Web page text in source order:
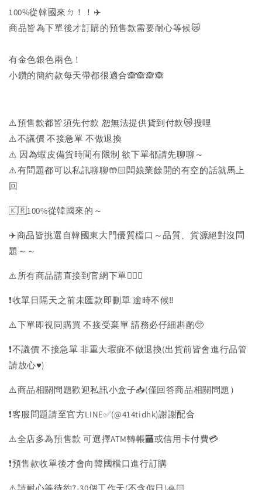
100%從韓國來ㄉ！！✈️
商品皆為下單後才訂購的預售款需要耐心等候😿
有金色銀色兩色！
小鑽的簡約款每天帶都很適合🙈🙈🙈🙈
⚠️預售款都皆須先付款 恕無法提供貨到付款😿搜哩
⚠️不議價 不接急單 不做退換
⚠️ 因為蝦皮備貨時間有限制 欲下單都請先聊聊～
⚠️有問題都可以私訊聊聊🤲🏻闆娘業餘開的有空的話就馬上
回
🇰🇷100%從韓國來的～
✈️商品皆挑選自韓國東大門優質檔口～品質、貨源絕對沒問
題～～
⚠️所有商品請直接到官網下單💁🏻‍♀️
❗️收單日隔天之前未匯款即刪單 逾時不候‼️
⚠️下單即視同購買 不接受棄單 請務必仔細斟酌🥺
❗️不議價 不接急單 非重大瑕疵不做退換(出貨前皆會進行品管
請放心♥️)
⚠️商品相關問題歡迎私訊小盒子📥(僅回答商品相關問題）
❗️客服問題請至官方LINE✅(@414tidhk)謝謝配合
⚠️全店多為預售款 可選擇ATM轉帳🏧或信用卡付費💳
❗️預售款收單後才會向韓國檔口進行訂購